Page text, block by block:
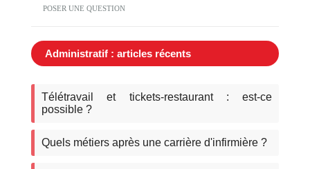
POSER UNE QUESTION
Administratif : articles récents
Télétravail et tickets-restaurant : est-ce
possible ?
Quels métiers après une carrière d'infirmière ?